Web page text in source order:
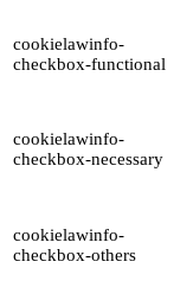
cookielawinfo-
checkbox-functional
cookielawinfo-
checkbox-necessary
cookielawinfo-
checkbox-others